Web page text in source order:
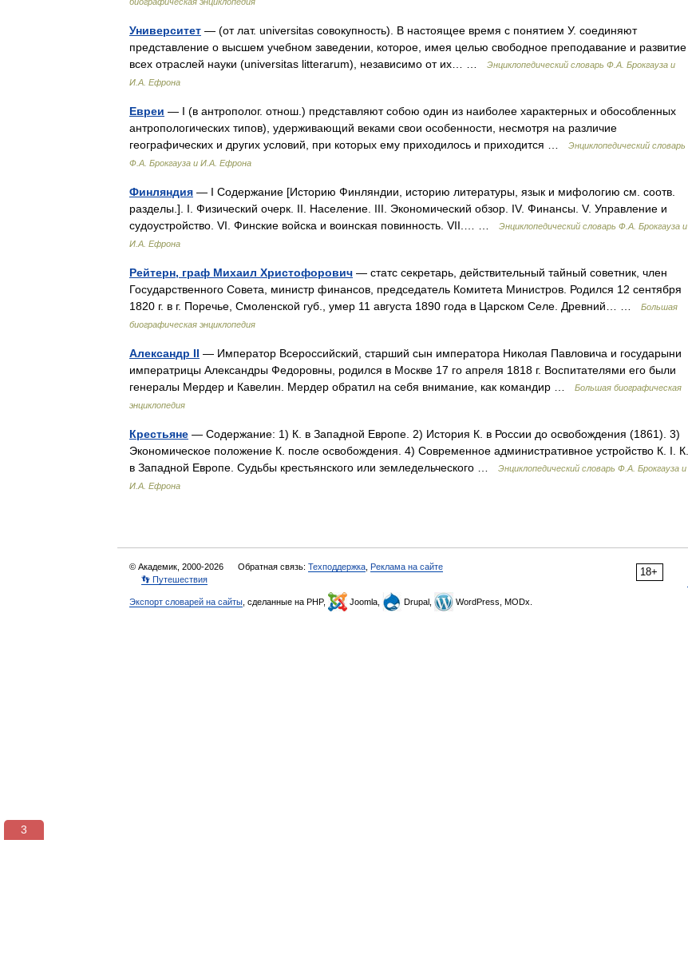
Университет — (от лат. universitas совокупность). В настоящее время с понятием У. соединяют
представление о высшем учебном заведении, которое, имея целью свободное преподавание и развитие
всех отраслей науки (universitas litterarum), независимо от их… …
Энциклопедический словарь Ф.А. Брокгауза и
И.А. Ефрона
Евреи — I (в антрополог. отнош.) представляют собою один из наиболее характерных и обособленных
антропологических типов), удерживающий веками свои особенности, несмотря на различие
географических и других условий, при которых ему приходилось и приходится …
Энциклопедический словарь
Ф.А. Брокгауза и И.А. Ефрона
Финляндия — I Содержание [Историю Финляндии, историю литературы, язык и мифологию см. соотв.
разделы.]. I. Физический очерк. II. Население. III. Экономический обзор. IV. Финансы. V. Управление и
судоустройство. VI. Финские войска и воинская повинность. VII.… …
Энциклопедический словарь Ф.А. Брокгауза и
И.А. Ефрона
Рейтерн, граф Михаил Христофорович — статс секретарь, действительный тайный советник, член
Государственного Совета, министр финансов, председатель Комитета Министров. Родился 12 сентября
1820 г. в г. Поречье, Смоленской губ., умер 11 августа 1890 года в Царском Селе. Древний… …
Большая
биографическая энциклопедия
Александр II — Император Всероссийский, старший сын императора Николая Павловича и государыни
императрицы Александры Федоровны, родился в Москве 17 го апреля 1818 г. Воспитателями его были
генералы Мердер и Кавелин. Мердер обратил на себя внимание, как командир …
Большая биографическая
энциклопедия
Крестьяне — Содержание: 1) К. в Западной Европе. 2) История К. в России до освобождения (1861). 3)
Экономическое положение К. после освобождения. 4) Современное административное устройство К. I. К.
в Западной Европе. Судьбы крестьянского или земледельческого …
Энциклопедический словарь Ф.А. Брокгауза и
И.А. Ефрона
18+
© Академик, 2000-2026 Обратная связь: Техподдержка Реклама на сайте
👣 Путешествия
Экспорт словарей на сайты , сделанные на PHP, Joomla, Drupal, WordPress, MODx.
3